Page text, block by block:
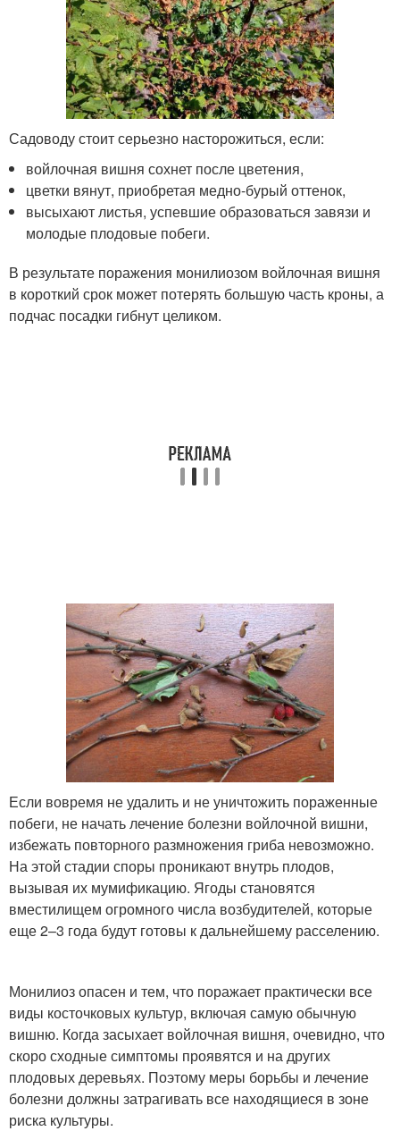
Садоводу стоит серьезно насторожиться, если:
войлочная вишня сохнет после цветения,
цветки вянут, приобретая медно-бурый оттенок,
высыхают листья, успевшие образоваться завязи и
молодые плодовые побеги.
В результате поражения монилиозом войлочная вишня
в короткий срок может потерять большую часть кроны, а
подчас посадки гибнут целиком.
Если вовремя не удалить и не уничтожить пораженные
побеги, не начать лечение болезни войлочной вишни,
избежать повторного размножения гриба невозможно.
На этой стадии споры проникают внутрь плодов,
вызывая их мумификацию. Ягоды становятся
вместилищем огромного числа возбудителей, которые
еще 2–3 года будут готовы к дальнейшему расселению.
Монилиоз опасен и тем, что поражает практически все
виды косточковых культур, включая самую обычную
вишню. Когда засыхает войлочная вишня, очевидно, что
скоро сходные симптомы проявятся и на других
плодовых деревьях. Поэтому меры борьбы и лечение
болезни должны затрагивать все находящиеся в зоне
риска культуры.